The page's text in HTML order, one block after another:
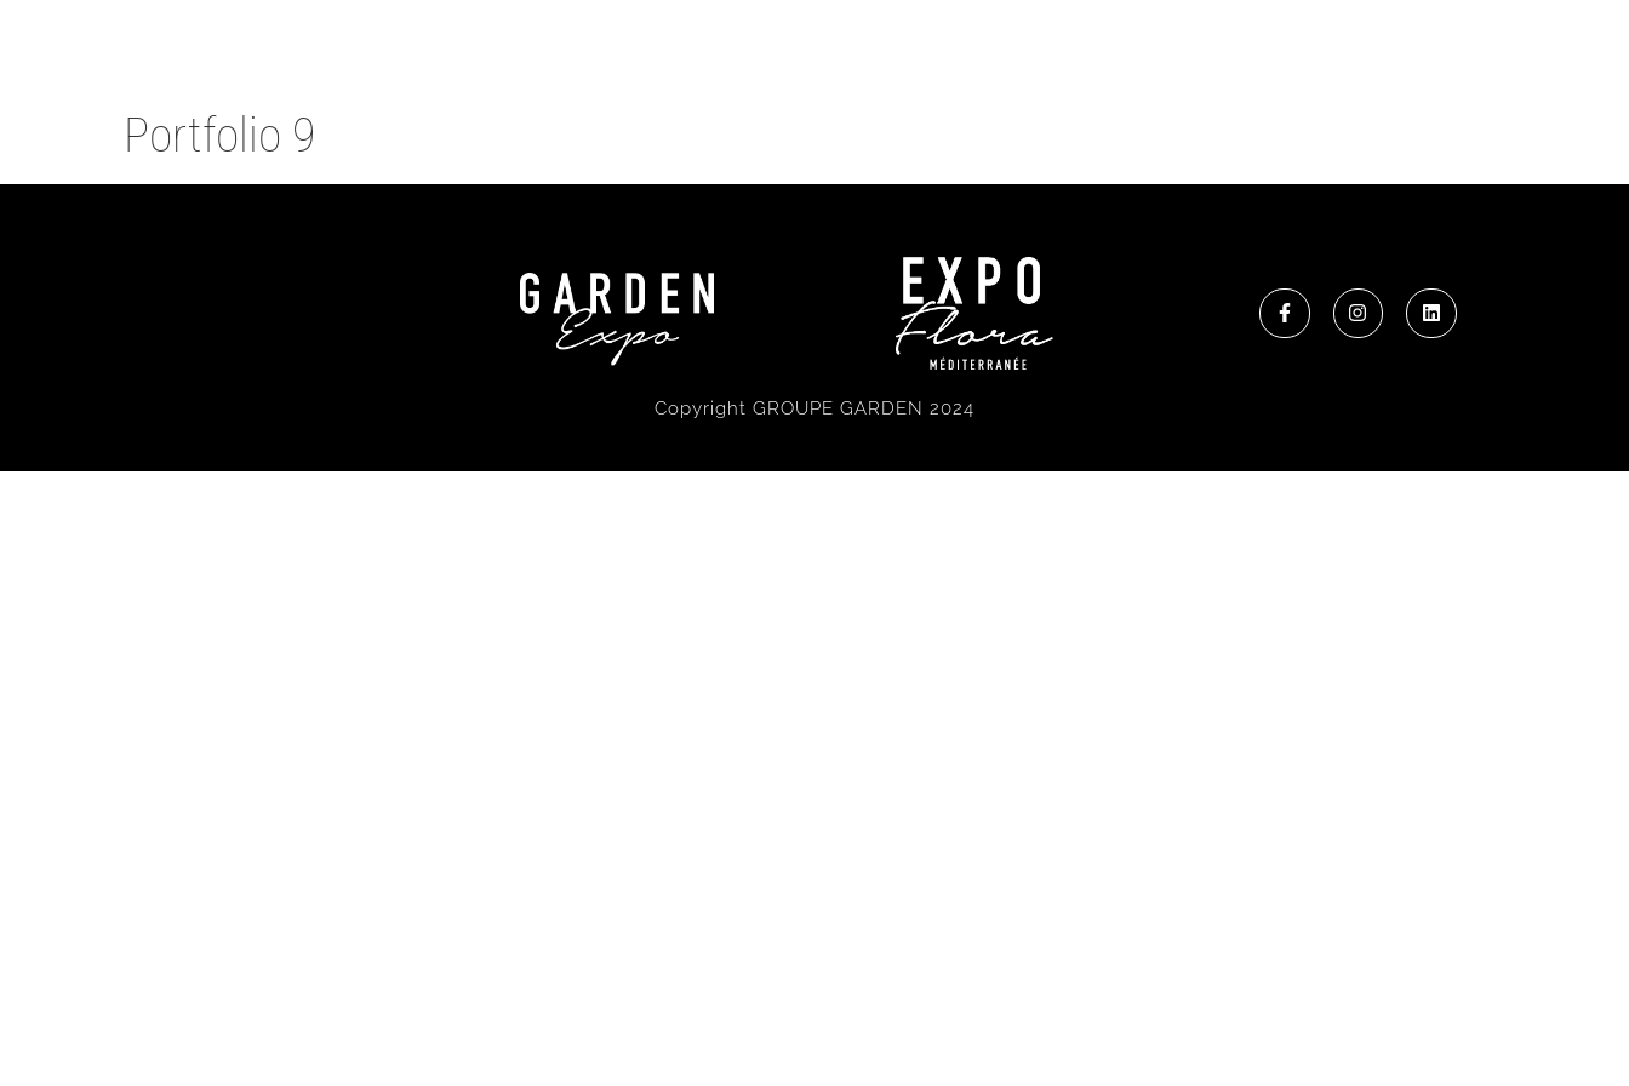
Portfolio 9
Copyright GROUPE GARDEN 2024